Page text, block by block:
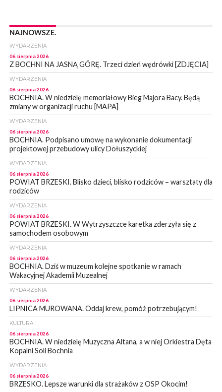
NAJNOWSZE.
WYDARZENIA
06 sierpnia 2026
Z BOCHNI NA JASNĄ GÓRĘ. Trzeci dzień wędrówki [ZDJĘCIA]
WYDARZENIA
06 sierpnia 2026
BOCHNIA. W niedzielę memoriałowy Bieg Majora Bacy. Będą
zmiany w organizacji ruchu [MAPA]
WYDARZENIA
06 sierpnia 2026
BOCHNIA. Podpisano umowę na wykonanie dokumentacji
projektowej przebudowy ulicy Dołuszyckiej
WYDARZENIA
06 sierpnia 2026
POWIAT BRZESKI. Blisko dzieci, blisko rodziców – warsztaty dla
rodziców
WYDARZENIA
06 sierpnia 2026
POWIAT BRZESKI. W Wytrzyszczce karetka zderzyła się z
samochodem osobowym
WYDARZENIA
06 sierpnia 2026
BOCHNIA. Dziś w muzeum kolejne spotkanie w ramach
Wakacyjnej Akademii Muzealnej
WYDARZENIA
06 sierpnia 2026
LIPNICA MUROWANA. Oddaj krew, pomóż potrzebującym!
KULTURA
06 sierpnia 2026
BOCHNIA. W niedzielę Muzyczna Altana, a w niej Orkiestra Dęta
Kopalni Soli Bochnia
WYDARZENIA
06 sierpnia 2026
BRZESKO. Lepsze warunki dla strażaków z OSP Okocim!